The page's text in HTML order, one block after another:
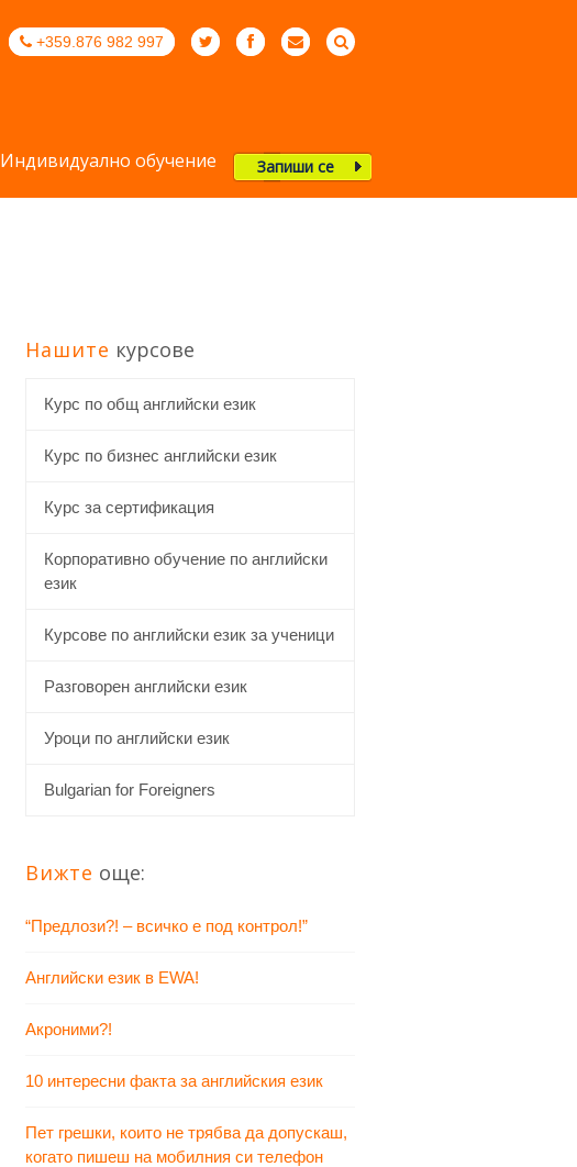
Индивидуално обучение Запиши се
+359.876 982 997
Нашите курсове
Курс по общ английски език
Курс по бизнес английски език
Курс за сертификация
Корпоративно обучение по английски
език
Курсове по английски език за ученици
Разговорен английски език
Уроци по английски език
Bulgarian for Foreigners
Вижте още:
“Предлози?! – всичко е под контрол!”
Английски език в EWA!
Акроними?!
10 интересни факта за английския език
Пет грешки, които не трябва да допускаш,
когато пишеш на мобилния си телефон